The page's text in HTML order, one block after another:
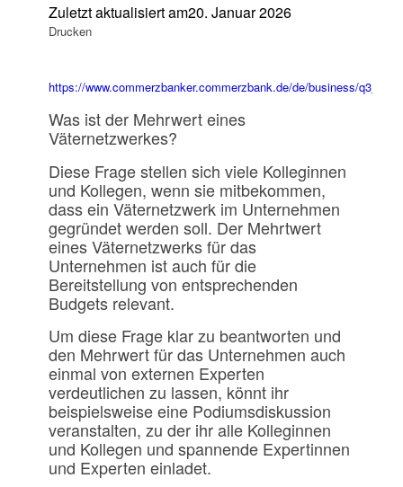
Zuletzt aktualisiert am20. Januar 2026
Drucken
https://www.commerzbanker.commerzbank.de/de/business/q3_14/
Was ist der Mehrwert eines
Väternetzwerkes?
Diese Frage stellen sich viele Kolleginnen
und Kollegen, wenn sie mitbekommen,
dass ein Väternetzwerk im Unternehmen
gegründet werden soll. Der Mehrtwert
eines Väternetzwerks für das
Unternehmen ist auch für die
Bereitstellung von entsprechenden
Budgets relevant.
Um diese Frage klar zu beantworten und
den Mehrwert für das Unternehmen auch
einmal von externen Experten
verdeutlichen zu lassen, könnt ihr
beispielsweise eine Podiumsdiskussion
veranstalten, zu der ihr alle Kolleginnen
und Kollegen und spannende Expertinnen
und Experten einladet.